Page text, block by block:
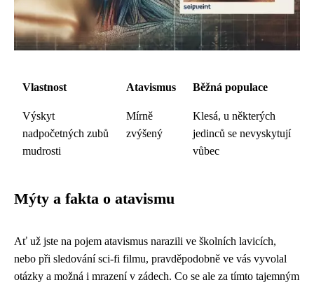
Vlastnost Atavismus Běžná populace
Výskyt
nadpočetných zubů
mudrosti
Mírně
zvýšený
Klesá, u některých
jedinců se nevyskytují
vůbec
Mýty a fakta o atavismu
Ať už jste na pojem atavismus narazili ve školních lavicích,
nebo při sledování sci-fi filmu, pravděpodobně ve vás vyvolal
otázky a možná i mrazení v zádech. Co se ale za tímto tajemným